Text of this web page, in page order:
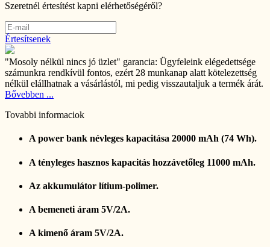
Szeretnél értesítést kapni elérhetőségéről?
Értesítsenek
"Mosoly nélkül nincs jó üzlet" garancia: Ügyfeleink elégedettsége
számunkra rendkívül fontos, ezért 28 munkanap alatt kötelezettség
nélkül elállhatnak a vásárlástól, mi pedig visszautaljuk a termék árát.
Bővebben ...
Tovabbi informaciok
A power bank névleges kapacitása 20000 mAh (74 Wh).
A tényleges hasznos kapacitás hozzávetőleg 11000 mAh.
Az akkumulátor lítium-polimer.
A bemeneti áram 5V/2A.
A kimenő áram 5V/2A.